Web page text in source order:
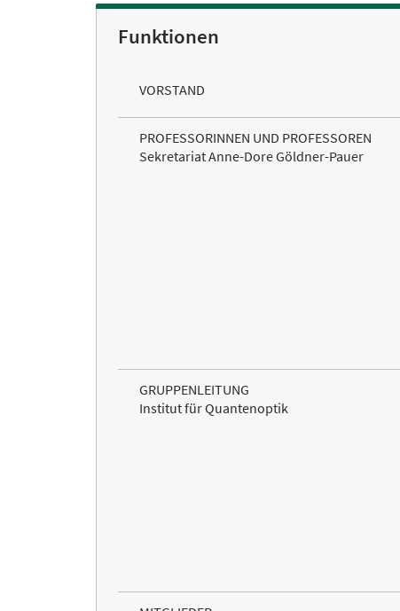
Funktionen
VORSTAND
PROFESSORINNEN UND PROFESSOREN
Sekretariat Anne-Dore Göldner-Pauer
GRUPPENLEITUNG
Institut für Quantenoptik